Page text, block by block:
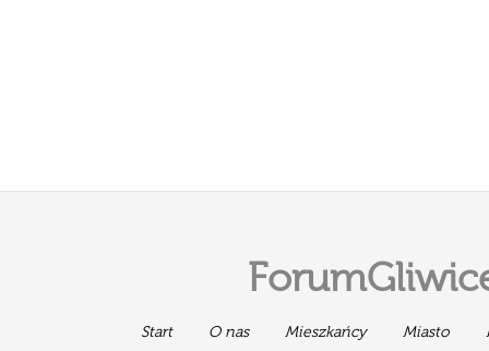
Start O nas Mieszkańcy Miasto